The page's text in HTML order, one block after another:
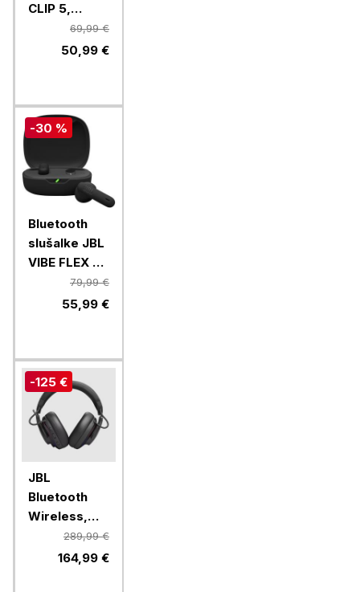
CLIP 5,
69,99 €
50,99 €
-30 %
Bluetooth
slušalke JBL
VIBE FLEX 2,
79,99 €
55,99 €
-125 €
JBL
Bluetooth
Wireless,
brezžične
slušalke
289,99 €
164,99 €